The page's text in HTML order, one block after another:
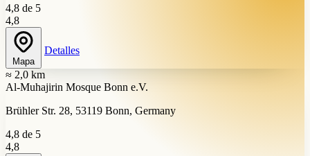
4,8 de 5
4,8
Mapa
Detalles
≈ 2,0 km
Al-Muhajirin Mosque Bonn e.V.
Brühler Str. 28, 53119 Bonn, Germany
4,8 de 5
4,8